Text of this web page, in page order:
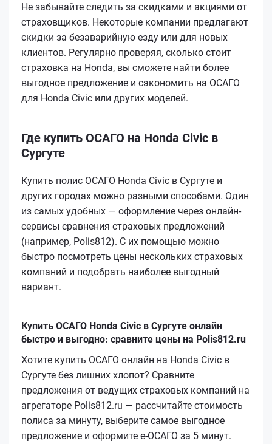
Не забывайте следить за скидками и акциями от
страховщиков. Некоторые компании предлагают
скидки за безаварийную езду или для новых
клиентов. Регулярно проверяя, сколько стоит
страховка на Honda, вы сможете найти более
выгодное предложение и сэкономить на ОСАГО
для Honda Civic или других моделей.
Где купить ОСАГО на Honda Civic в
Сургуте
Купить полис ОСАГО Honda Civic в Сургуте и
других городах можно разными способами. Один
из самых удобных — оформление через онлайн-
сервисы сравнения страховых предложений
(например, Polis812). С их помощью можно
быстро посмотреть цены нескольких страховых
компаний и подобрать наиболее выгодный
вариант.
Купить ОСАГО Honda Civic в Сургуте онлайн
быстро и выгодно: сравните цены на Polis812.ru
Хотите купить ОСАГО онлайн на Honda Civic в
Сургуте без лишних хлопот? Сравните
предложения от ведущих страховых компаний на
агрегаторе Polis812.ru — рассчитайте стоимость
полиса за минуту, выберите самое выгодное
предложение и оформите е‑ОСАГО за 5 минут.